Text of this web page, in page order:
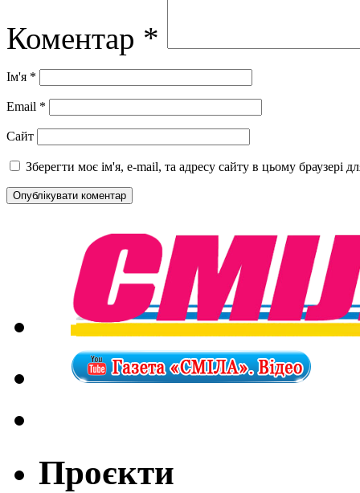
Коментар *
Ім'я *
Email *
Сайт
Зберегти моє ім'я, e-mail, та адресу сайту в цьому браузері
Проєкти